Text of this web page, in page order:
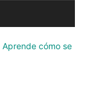
Aprende cómo se